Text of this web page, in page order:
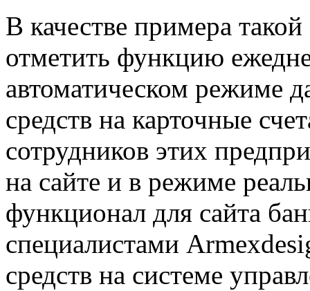
В качестве примера
отметить функцию
автоматическом режиме
средств на карточные
сотрудников этих
на сайте и в режиме
функционал для сайта
специалистами
средств на системе